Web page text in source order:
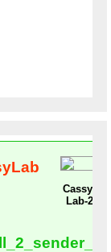
Cassy-
Lab-2